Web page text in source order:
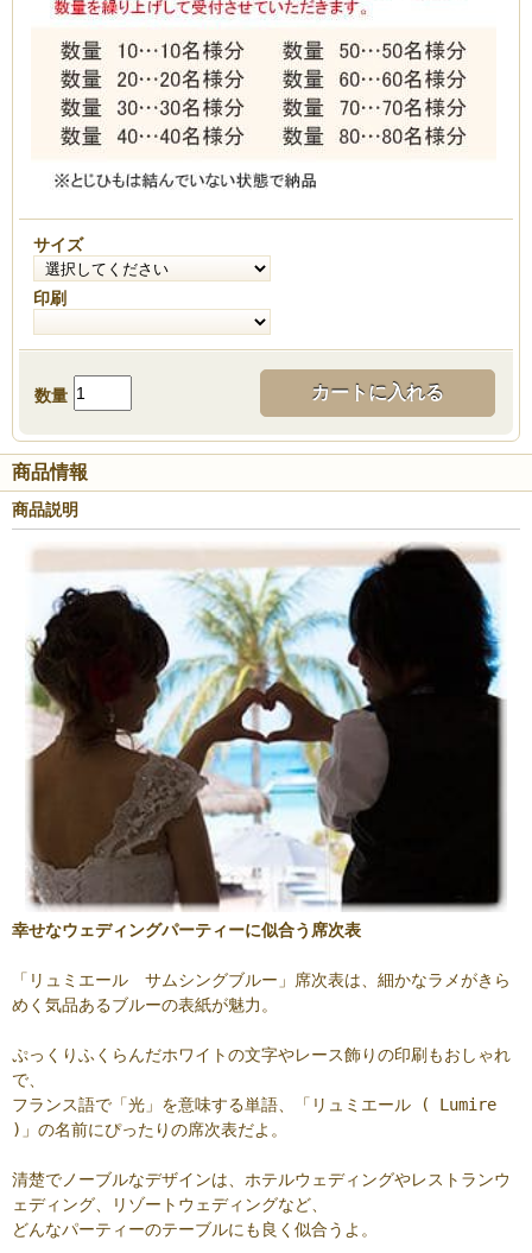
サイズ
印刷
数量 カートに入れる
商品情報
商品説明
幸せなウェディングパーティーに似合う席次表
「リュミエール サムシングブルー」席次表は、細かなラメがきら
めく気品あるブルーの表紙が魅力。
ぷっくりふくらんだホワイトの文字やレース飾りの印刷もおしゃれ
で、
フランス語で「光」を意味する単語、「リュミエール ( Lumire
)」の名前にぴったりの席次表だよ。
清楚でノーブルなデザインは、ホテルウェディングやレストランウ
ェディング、リゾートウェディングなど、
どんなパーティーのテーブルにも良く似合うよ。